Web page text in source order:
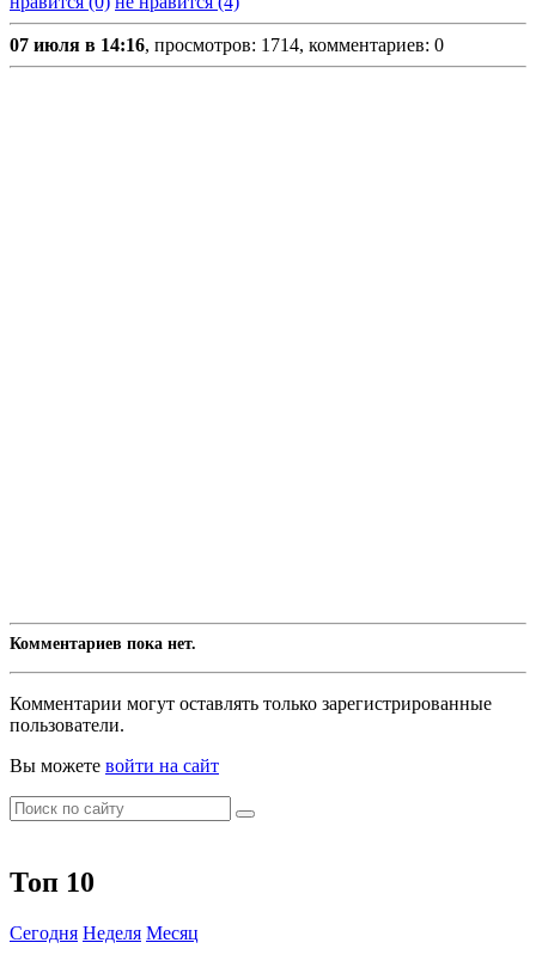
07 июля в 14:16, просмотров: 1714, комментариев: 0
Комментариев пока нет.
Комментарии могут оставлять только зарегистрированные
пользователи.
Вы можете войти на сайт
Топ 10
Сегодня Неделя Месяц